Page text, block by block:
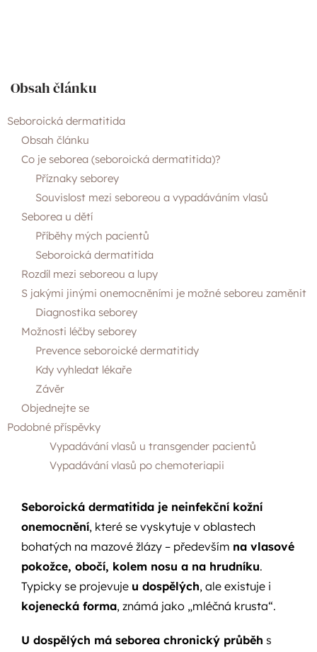
Obsah článku
Seboroická dermatitida
Obsah článku
Co je seborea (seboroická dermatitida)?
Příznaky seborey
Souvislost mezi seboreou a vypadáváním vlasů
Seborea u dětí
Příběhy mých pacientů
Seboroická dermatitida
Rozdíl mezi seboreou a lupy
S jakými jinými onemocněními je možné seboreu zaměnit
Diagnostika seborey
Možnosti léčby seborey
Prevence seboroické dermatitidy
Kdy vyhledat lékaře
Závěr
Objednejte se
Podobné příspěvky
Vypadávání vlasů u transgender pacientů
Vypadávání vlasů po chemoteriapii
Seboroická dermatitida je neinfekční kožní
onemocnění, které se vyskytuje v oblastech
bohatých na mazové žlázy – především na vlasové
pokožce, obočí, kolem nosu a na hrudníku.
Typicky se projevuje u dospělých, ale existuje i
kojenecká forma, známá jako „mléčná krusta“.
U dospělých má seborea chronický průběh s